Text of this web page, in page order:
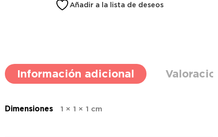
Añadir a la lista de deseos
Información adicional
Dimensiones 1 × 1 × 1 cm